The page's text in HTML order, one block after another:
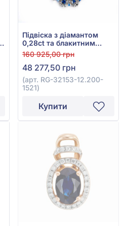
Підвіска з діамантом
0,28ct та блакитним
топазом 16,88ct із білого
золота 585°, арт. RG-
32153-12.200-1521
160 925,00 грн
48 277,50 грн
(арт. RG-32153-12.200-
1521)
Купити